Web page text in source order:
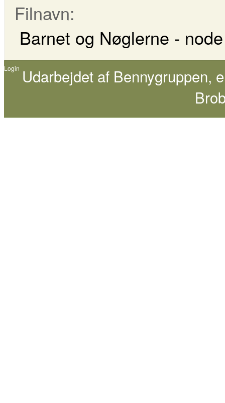
Filnavn:
Barnet og Nøglerne -
Login Udarbejdet af Bennygruppen,